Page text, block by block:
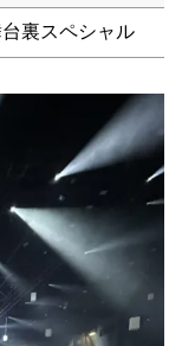
裏スペシャル